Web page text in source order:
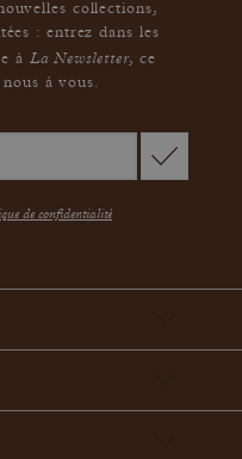
collections,
: entrez dans les
à La Newsletter,ce
à vous.
de confidentialité